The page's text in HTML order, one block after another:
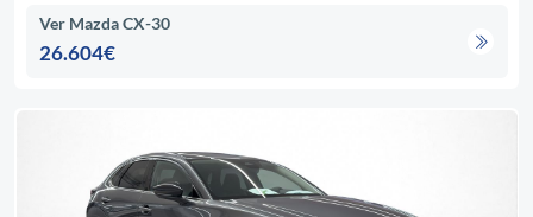
Ver Mazda CX-30
26.604€